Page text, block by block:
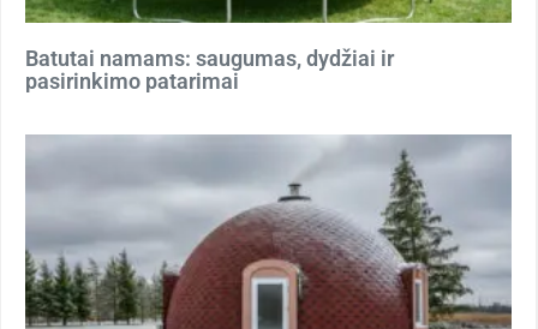
Batutai namams: saugumas, dydžiai ir
pasirinkimo patarimai